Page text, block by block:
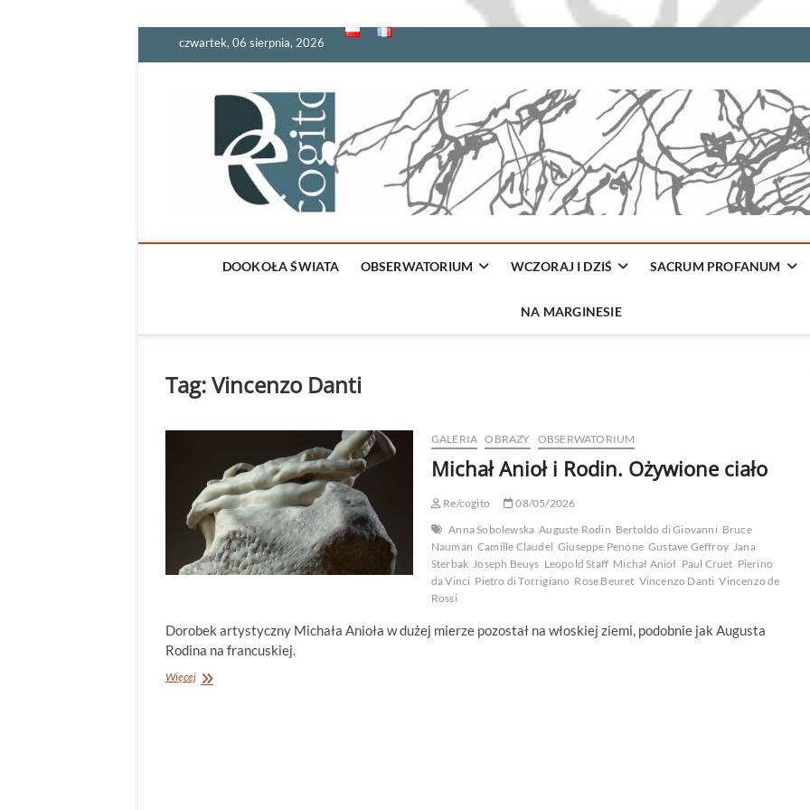
czwartek, 06 sierpnia, 2026
DOOKOŁA ŚWIATA OBSERWATORIUM WCZORAJ I DZIŚ SACRUM PROFANUM
NA MARGINESIE
Tag:Vincenzo Danti
GALERIA OBRAZY OBSERWATORIUM
Michał Anioł i Rodin. Ożywione ciało
Re/cogito
08/05/2026
Anna Sobolewska Auguste Rodin Bertoldo di Giovanni Bruce
Nauman Camille Claudel Giuseppe Penone Gustave Geffroy Jana
Sterbak Joseph Beuys Leopold Staff Michał Anioł Paul Cruet Pierino
da Vinci Pietro di Torrigiano Rose Beuret Vincenzo Danti Vincenzo de
Rossi
Dorobek artystyczny Michała Anioła w dużej mierze pozostał na włoskiej ziemi, podobnie jak Augusta
Rodina na francuskiej.
WięcejMichał